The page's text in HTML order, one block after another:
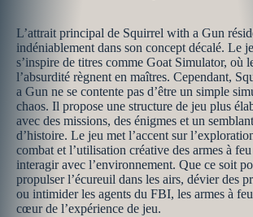
L’attrait principal de Squirrel with a Gun
indéniablement dans son concept décalé. Le
s’inspire de titres comme Goat Simulator, où
l’absurdité règnent en maîtres. Cependant,
a Gun ne se contente pas d’être un simple
chaos. Il propose une structure de jeu plus
avec des missions, des énigmes et un semblant
d’histoire. Le jeu met l’accent sur
combat et l’utilisation créative des armes à
interagir avec l’environnement. Que ce soit
propulser l’écureuil dans les airs, dévier des
ou intimider les agents du FBI, les armes à
cœur de l’expérience de jeu.